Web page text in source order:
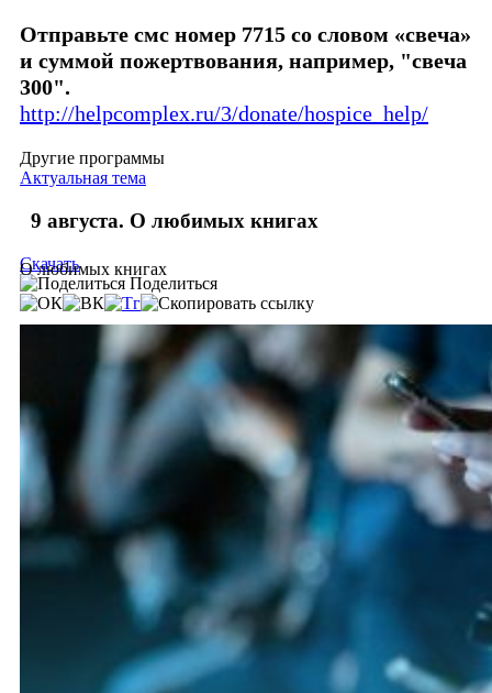
Отправьте смс номер 7715 со словом «свеча»
и суммой пожертвования, например, "свеча
300".
http://helpcomplex.ru/3/donate/hospice_help/
Другие программы
Актуальная тема
9 августа. О любимых книгах
О любимых книгах
Скачать
Поделиться